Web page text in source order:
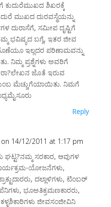
ಕುದುರೆಮುಖದ ಶಿಖರಕ್ಕೆ
ಮುಖದ ದುರವಸ್ಥೆಯನ್ನು
ದುರಾಸೆಗೆ, ಸಮೀಪ ದೃಷ್ಟಿಗೆ
ಭವಿಷ್ಯದ ಬಗ್ಗೆ, ಇತರ ಜೀವ
ಇಲ್ಲದರ ಪರಿಣಾಮವನ್ನು
ನಿಮ್ಮ ಪ್ರಶ್ನೆಗಳು ಅವರಿಗೆ
ಜೊತೆ ಇರುವ
ಮೆಚ್ಚುಗೆಯಾಯಿತು. ನಿಮಗೆ
Reply
on 14/12/2011 at 1:17 pm
ಸರಕಾರ, ಆವುಗಳ
ಯೋಜನೆಗಳು,
ದಲ್ಲಾಳಿಗಳು, ಟಿಂಬರ್
ಭೂಅತಿಕ್ರಮಣಕಾರರು,
ಜೀವಸಂಜೀವಿನಿ